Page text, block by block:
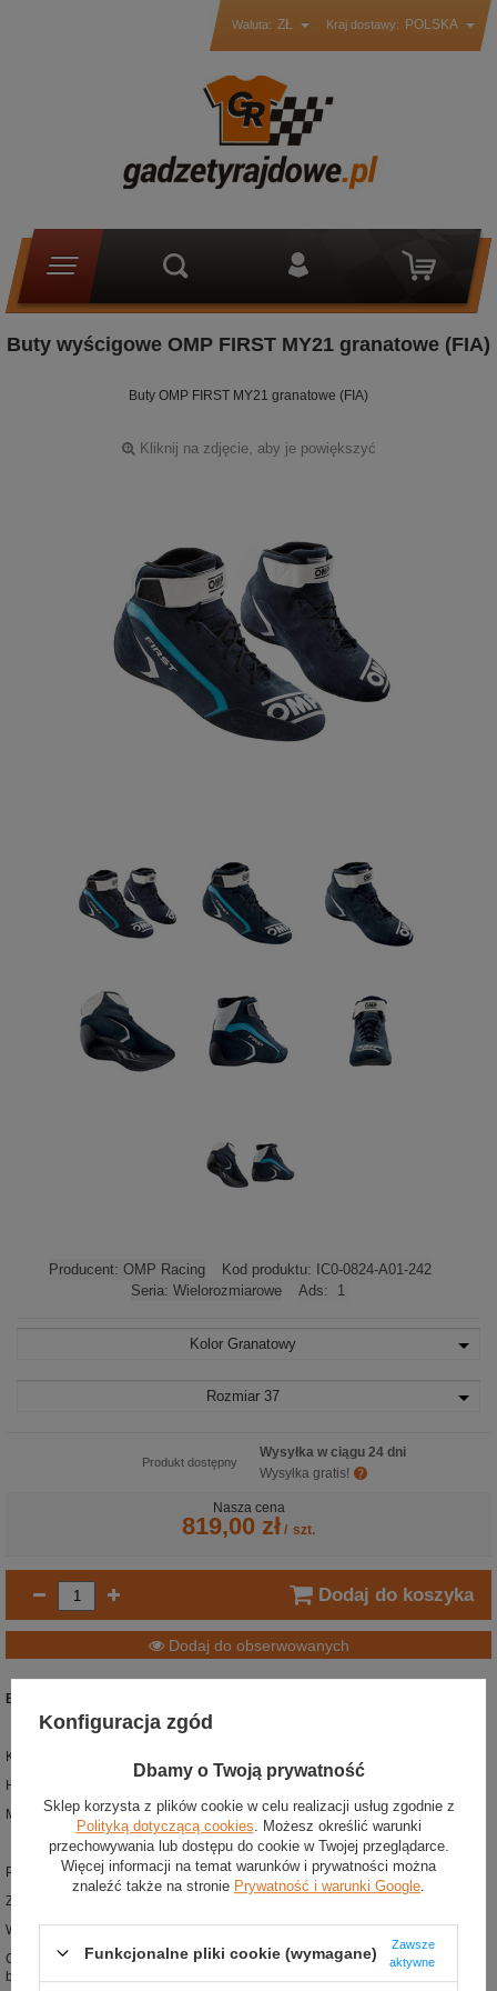
Waluta: ZŁ Kraj dostawy: POLSKA
Buty wyścigowe OMP FIRST MY21 granatowe (FIA)
Buty OMP FIRST MY21 granatowe (FIA)
Kliknij na zdjęcie, aby je powiększyć
Producent: OMP Racing Kod produktu: IC0-0824-A01-242
Seria: Wielorozmiarowe Ads: 1
Kolor Granatowy
Rozmiar 37
Produkt dostępny
Wysyłka w ciągu 24 dni
Wysyłka gratis!
Nasza cena
819,00 zł / szt.
Dodaj do koszyka
Dodaj do obserwowanych
Buty wyścigowe OMP FIRST MY21
Kolor: granatowy
Homologacja: FIA 8856-2018
Materiał: zamsz
Podstawowe buty wyścigowe z kolekcji OMP Racing
Zaprojektowane zgodnie z najnowszą homologacją FIA 8856-2018
Wykonane z zamszu, z ognioodporną podszewką
Cienkie sznurowadła i zapięcie na rzep pozwalają na optymalne dopasowanie
butów
Konfiguracja zgód
Dbamy o Twoją prywatność
Sklep korzysta z plików cookie w celu realizacji usług zgodnie z
Polityką dotyczącą cookies . Możesz określić warunki
przechowywania lub dostępu do cookie w Twojej przeglądarce.
Więcej informacji na temat warunków i prywatności można
znaleźć także na stronie Prywatność i warunki Google
Funkcjonalne pliki cookie (wymagane)
Zawsze
aktywne